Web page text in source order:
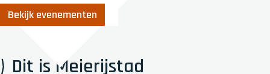
Bekijk evenementen
Dit is Meierijstad